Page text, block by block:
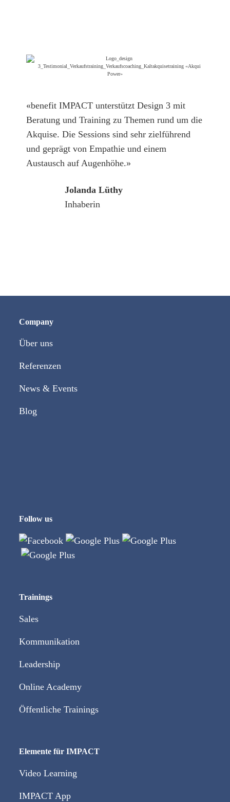
«benefit IMPACT unterstützt Design 3 mit
Beratung und Training zu Themen rund um die
Akquise. Die Sessions sind sehr zielführend
und geprägt von Empathie und einem
Austausch auf Augenhöhe.»
Jolanda Lüthy
Inhaberin
Company
Über uns
Referenzen
News & Events
Blog
Follow us
Trainings
Sales
Kommunikation
Leadership
Online Academy
Öffentliche Trainings
Elemente für IMPACT
Video Learning
IMPACT App